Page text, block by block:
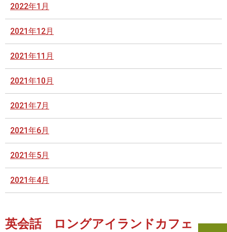
2022年1月
2021年12月
2021年11月
2021年10月
2021年7月
2021年6月
2021年5月
2021年4月
英会話 ロングアイランドカフェ